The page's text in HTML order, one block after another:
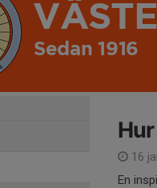
Sedan 1916
16
En